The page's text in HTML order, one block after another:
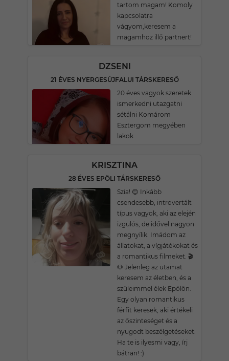
tartom magam! Komoly
kapcsolatra
vágyom,keresem a
magamhoz illő partnert!
DZSENI
21 ÉVES NYERGESÚJFALUI TÁRSKERESŐ
20 éves vagyok szeretek
ismerkedni utazgatni
sétálni Komárom
Esztergom megyében
lakok
KRISZTINA
28 ÉVES EPÖLI TÁRSKERESŐ
Szia! 😊 Inkább
csendesebb, introvertált
típus vagyok, aki az elején
izgulós, de idővel nagyon
megnyílik. Imádom az
állatokat, a vígjátékokat és
a romantikus filmeket. 🎬
🐶 Jelenleg az utamat
keresem az életben, és a
szüleimmel élek Epölön.
Egy olyan romantikus
férfit keresek, aki értékeli
az őszinteséget és a
nyugodt beszélgetéseket.
Ha te is ilyesmi vagy, írj
bátran! :)